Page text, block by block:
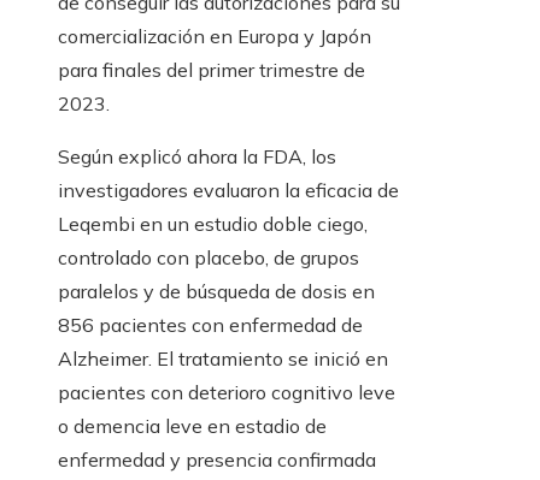
comercialización en Europa y Japón
para finales del primer trimestre de
2023.
Según explicó ahora la FDA, los
investigadores evaluaron la eficacia de
Leqembi en un estudio doble ciego,
controlado con placebo, de grupos
paralelos y de búsqueda de dosis en
856 pacientes con enfermedad de
Alzheimer. El tratamiento se inició en
pacientes con deterioro cognitivo leve
o demencia leve en estadio de
enfermedad y presencia confirmada